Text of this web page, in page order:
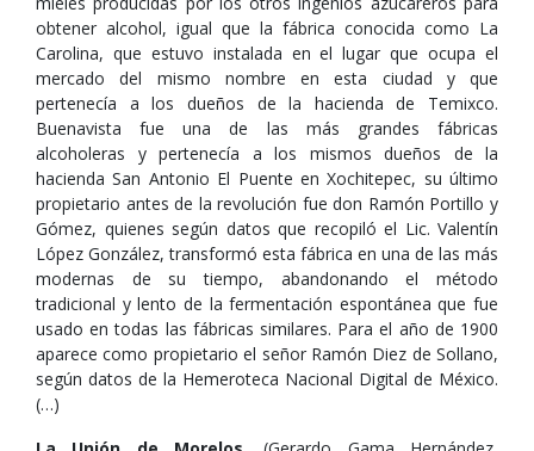
obtener alcohol, igual que la fábrica conocida como La
Carolina, que estuvo instalada en el lugar que ocupa el
mercado del mismo nombre en esta ciudad y que
pertenecía a los dueños de la hacienda de Temixco.
Buenavista fue una de las más grandes fábricas
alcoholeras y pertenecía a los mismos dueños de la
hacienda San Antonio El Puente en Xochitepec, su último
propietario antes de la revolución fue don Ramón Portillo y
Gómez, quienes según datos que recopiló el Lic. Valentín
López González, transformó esta fábrica en una de las más
modernas de su tiempo, abandonando el método
tradicional y lento de la fermentación espontánea que fue
usado en todas las fábricas similares. Para el año de 1900
aparece como propietario el señor Ramón Diez de Sollano,
según datos de la Hemeroteca Nacional Digital de México.
(…)